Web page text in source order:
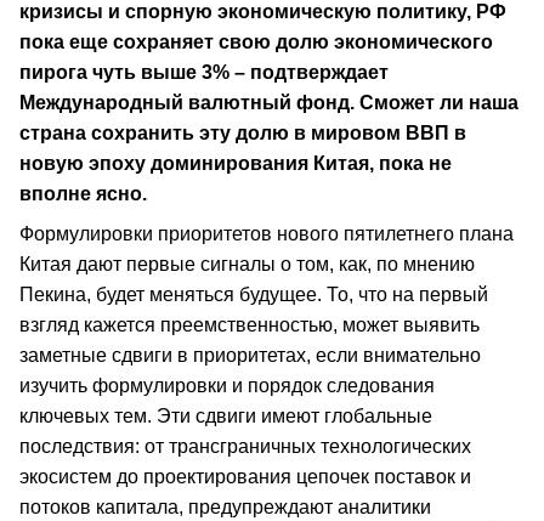
кризисы и спорную экономическую политику, РФ
пока еще сохраняет свою долю экономического
пирога чуть выше 3% – подтверждает
Международный валютный фонд. Сможет ли наша
страна сохранить эту долю в мировом ВВП в
новую эпоху доминирования Китая, пока не
вполне ясно.
Формулировки приоритетов нового пятилетнего плана
Китая дают первые сигналы о том, как, по мнению
Пекина, будет меняться будущее. То, что на первый
взгляд кажется преемственностью, может выявить
заметные сдвиги в приоритетах, если внимательно
изучить формулировки и порядок следования
ключевых тем. Эти сдвиги имеют глобальные
последствия: от трансграничных технологических
экосистем до проектирования цепочек поставок и
потоков капитала, предупреждают аналитики